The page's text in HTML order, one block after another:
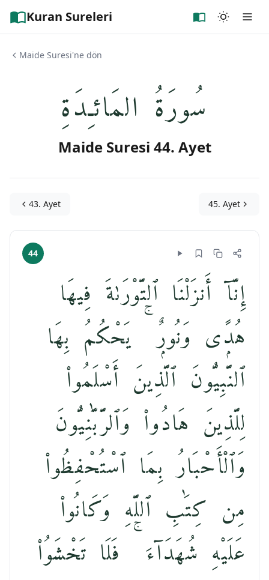
Kuran Sureleri
Maide Suresi'ne dön
سُورَةُ المَائـِدَةِ
Maide Suresi 44. Ayet
43. Ayet 45. Ayet
44
إِنَّآ أَنزَلْنَا ٱلتَّوْرَىٰةَ فِيهَا
هُدًۭى وَنُورٌۭ ۚ يَحْكُمُ بِهَا
ٱلنَّبِيُّونَ ٱلَّذِينَ أَسْلَمُوا۟
لِلَّذِينَ هَادُوا۟ وَٱلرَّبَّٰنِيُّونَ
وَٱلْأَحْبَارُ بِمَا ٱسْتُحْفِظُوا۟
مِن كِتَٰبِ ٱللَّهِ وَكَانُوا۟
عَلَيْهِ شُهَدَآءَ ۚ فَلَا تَخْشَوُا۟